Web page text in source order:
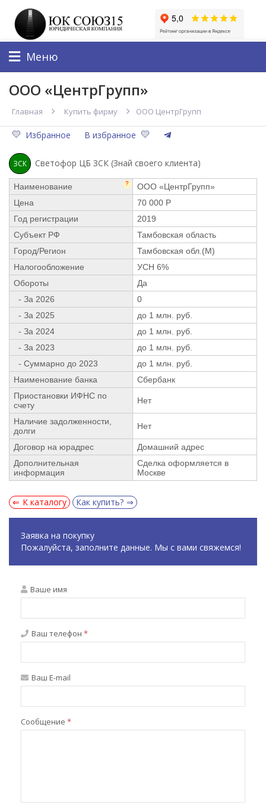
Меню
ООО «ЦентрГрупп»
Главная Купить фирму ООО ЦентрГрупп
Избранное В избранное
ЗСК Светофор ЦБ ЗСК (Знай своего клиента)
Наименование ?
ООО «ЦентрГрупп»
Цена
70 000 Р
Год регистрации
2019
Субъект РФ
Тамбовская область
Город/Регион
Тамбовская обл.(М)
Налогообложение
УСН 6%
Обороты
Да
- За 2026
0
- За 2025
до 1 млн. руб.
- За 2024
до 1 млн. руб.
- За 2023
до 1 млн. руб.
- Суммарно до 2023
до 1 млн. руб.
Наименование банка
Сбербанк
Приостановки ИФНС по
счету
Нет
Наличие задолженности,
долги
Нет
Договор на юрадрес
Домашний адрес
Дополнительная
информация
Сделка оформляется в
Москве
К каталогу Как купить?
Заявка на покупку
Пожалуйста, заполните данные. Мы с вами свяжемся!
Ваше имя
Ваш телефон *
Ваш E-mail
Сообщение *